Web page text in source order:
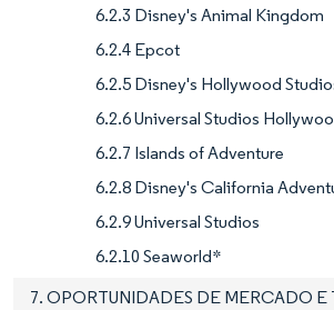
6.2.3 Disney's Animal Kingdom
6.2.4 Epcot
6.2.5 Disney's Hollywood
6.2.6 Universal Studios
6.2.7 Islands of Adventure
6.2.8 Disney's California
6.2.9 Universal Studios
6.2.10 Seaworld*
7. OPORTUNIDADES DE MERCADO E